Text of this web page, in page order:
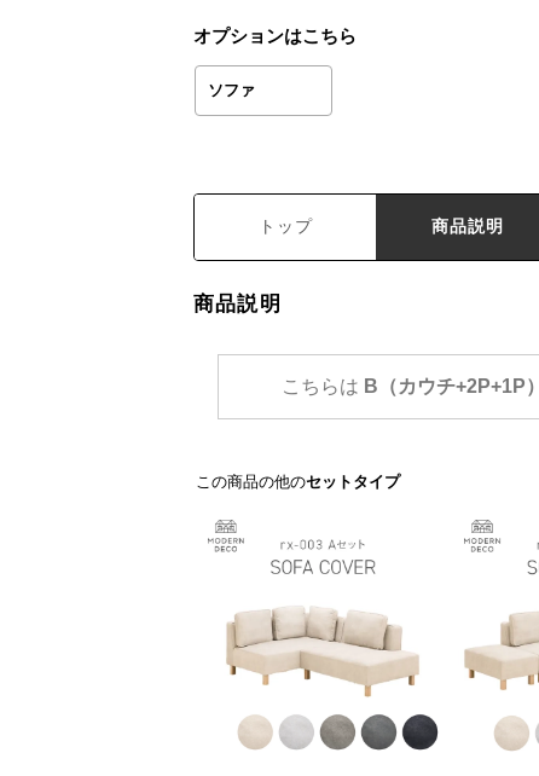
オプションはこちら
ソファ
トップ 商品説明
商品説明
こちらは B（カウチ+2P+1P
この商品の他のセットタイプ